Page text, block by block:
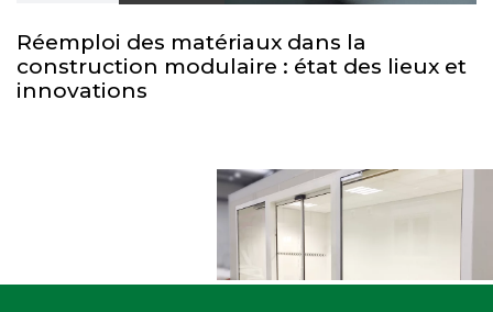
Réemploi des matériaux dans la
construction modulaire : état des lieux et
innovations